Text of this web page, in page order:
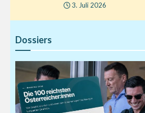
3. Juli 2026
Dossiers